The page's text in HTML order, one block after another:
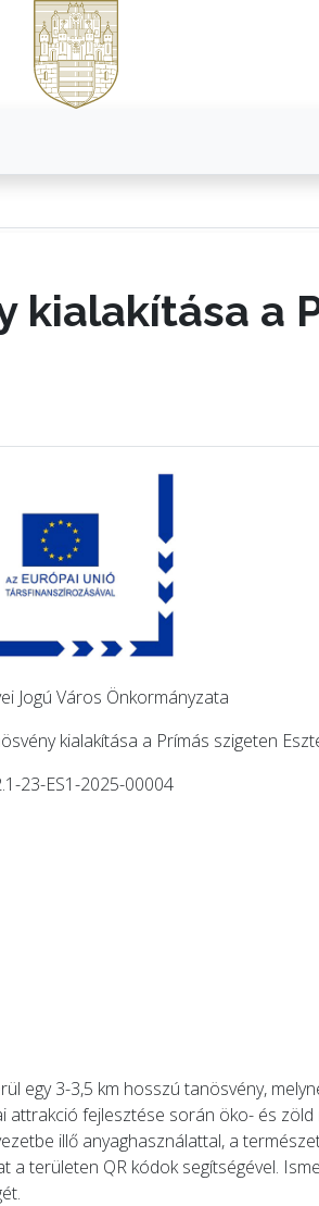
kialakítása a
Város Önkormányzata
a Prímás szigeten
2025-00004
egy 3-3,5 km hosszú tanösvény,
fejlesztése során öko- és zöld
illő anyaghasználattal, a
területen QR kódok segítségével.